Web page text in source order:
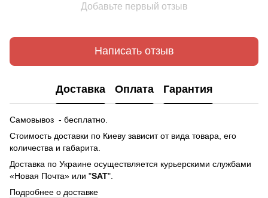
Добавьте первый отзыв
Написать отзыв
Доставка Оплата Гарантия
Самовывоз - бесплатно.
Стоимость доставки по Киеву зависит от вида товара, его
количества и габарита.
Доставка по Украине осуществляется курьерскими службами
«Новая Почта» или "SAT".
Подробнее о доставке